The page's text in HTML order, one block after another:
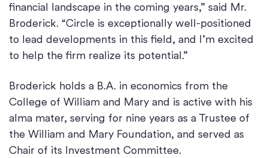
financial landscape in the coming years,” said Mr.
Broderick. “Circle is exceptionally well-positioned
to lead developments in this field, and I’m excited
to help the firm realize its potential.”
Broderick holds a B.A. in economics from the
College of William and Mary and is active with his
alma mater, serving for nine years as a Trustee of
the William and Mary Foundation, and served as
Chair of its Investment Committee.